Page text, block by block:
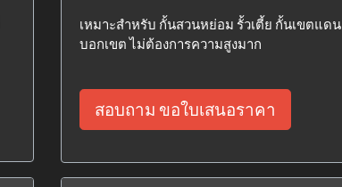
เหมาะสำหรับ กั้นสวนหย่อม รั้วเตี้ย กั้นเขตแดน
บอกเขต ไม่ต้องการความสูงมาก
สอบถาม ขอใบเสนอราคา